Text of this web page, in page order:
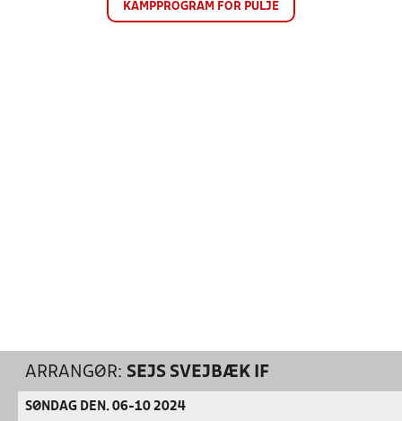
KAMPPROGRAM FOR PULJE
ARRANGØR: SEJS SVEJBÆK IF
SØNDAG DEN. 06-10 2024